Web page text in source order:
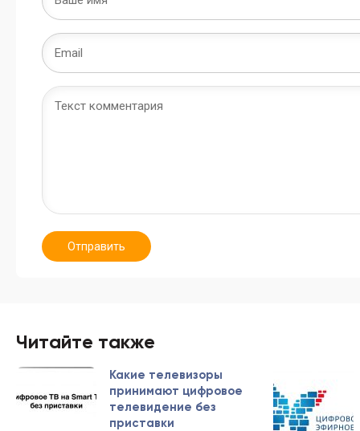
Отправить
Читайте также
Какие телевизоры
принимают цифровое
телевидение без
приставки